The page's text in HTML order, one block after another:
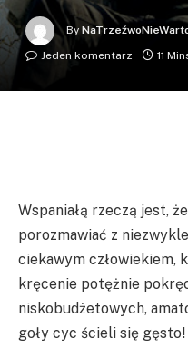
By
Jeden komentarz
11
Wspaniałą rzeczą jest,
porozmawiać z
ciekawym człowiekiem,
kręcenie potężnie
niskobudżetowych,
goły cyc ścieli się gęsto!